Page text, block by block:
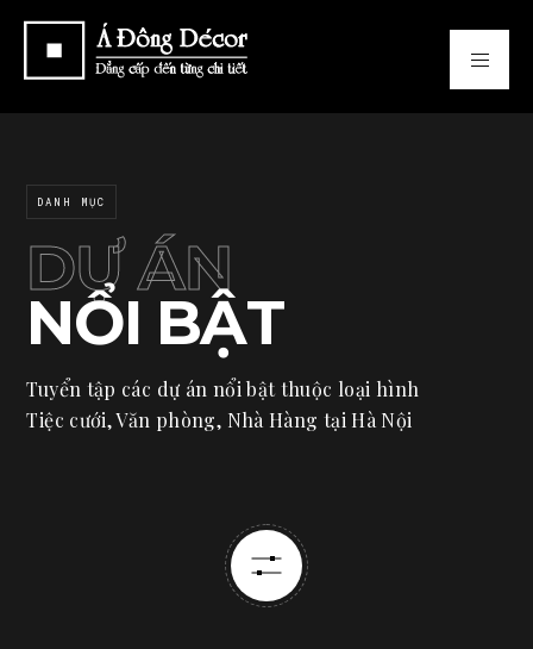
DANH MỤC
DỰ ÁN
NỔI BẬT
Tuyển tập các dự án nổi bật thuộc loại hình
Tiệc cưới, Văn phòng, Nhà Hàng tại Hà Nội